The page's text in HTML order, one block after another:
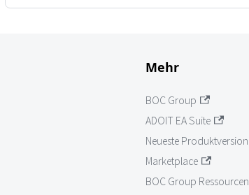
Mehr
BOC Group
ADOIT EA Suite
Neueste Produktversion
Marketplace
BOC Group Ressourcen